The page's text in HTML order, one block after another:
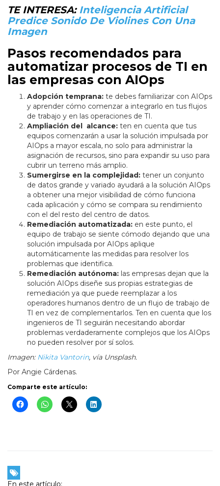
TE INTERESA: Inteligencia Artificial
Predice Sonido De Violines Con Una
Imagen
Pasos recomendados para
automatizar procesos de TI en
las empresas con AIOps
Adopción temprana: te debes familiarizar con AIOps
y aprender cómo comenzar a integrarlo en tus flujos
de trabajo y en las operaciones de TI.
Ampliación del alcance: ten en cuenta que tus
equipos comenzarán a usar la solución impulsada por
AIOps a mayor escala, no solo para administrar la
asignación de recursos, sino para expandir su uso para
cubrir un terreno más amplio.
Sumergirse en la complejidad: tener un conjunto
de datos grande y variado ayudará a la solución AIOps
a obtener una mejor visibilidad de cómo funciona
cada aplicación y cómo se compara su rendimiento
con el del resto del centro de datos.
Remediación automatizada: en este punto, el
equipo de trabajo se siente cómodo dejando que una
solución impulsada por AIOps aplique
automáticamente las medidas para resolver los
problemas que identifica.
Remediación autónoma: las empresas dejan que la
solución AIOps diseñe sus propias estrategias de
remediación ya que puede reemplazar a los
operadores humanos dentro de un flujo de trabajo de
TI en vez de complementarlos. Ten en cuenta que los
ingenieros de TI seguirán necesitando abordar
problemas verdaderamente complejos que los AIOps
no pueden resolver por sí solos.
Imagen: Nikita Vantorin, vía Unsplash.
Por Angie Cárdenas.
Comparte este artículo:
En este artículo: